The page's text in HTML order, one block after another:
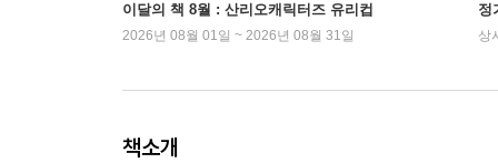
이달의 책 8월 : 산리오캐릭터즈 유리컵
2026년 08월 01일 ~ 2026년 08월 31일
정
상
책소개